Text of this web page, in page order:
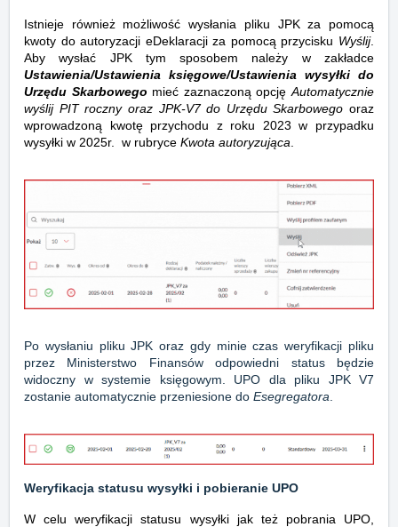
Istnieje również możliwość wysłania pliku JPK za pomocą
kwoty do autoryzacji eDeklaracji za pomocą przycisku Wyślij.
Aby wysłać JPK tym sposobem należy w zakładce
Ustawienia/Ustawienia księgowe/Ustawienia wysyłki do
Urzędu Skarbowego mieć zaznaczoną opcjęAutomatycznie
wyślij PIT roczny oraz JPK-V7 do Urzędu Skarbowego oraz
wprowadzoną kwotę przychodu z roku 2023 w przypadku
wysyłki w 2025r. w rubryce Kwota autoryzująca.
Po wysłaniu pliku JPK oraz gdy minie czas weryfikacji pliku
przez Ministerstwo Finansów odpowiedni status będzie
widoczny w systemie księgowym. UPO dla pliku JPK V7
zostanie automatycznie przeniesione do Esegregatora
Weryfikacja statusu wysyłki i pobieranie UPO
W celu weryfikacji statusu wysyłki jak też pobrania UPO,